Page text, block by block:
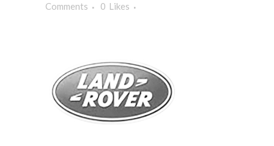
Comments
0 Likes